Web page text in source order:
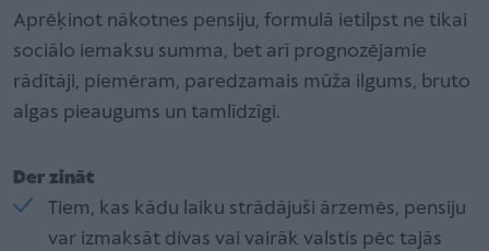
Aprēķinot nākotnes pensiju, formulā ietilpst ne tikai
sociālo iemaksu summa, bet arī prognozējamie
rādītāji, piemēram, paredzamais mūža ilgums, bruto
algas pieaugums un tamlīdzīgi.
Der zināt
Tiem, kas kādu laiku strādājuši ārzemēs, pensiju
var izmaksāt divas vai vairāk valstis pēc tajās